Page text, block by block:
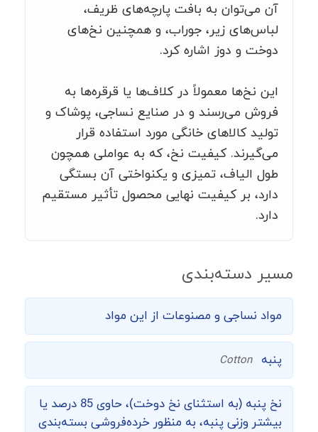
آن می‌توان به بافت پارچه‌های ظریف،
لباس‌های زیر، جوراب، و همچنین نخ‌های
دوخت و دوز اشاره کرد.
این نخ‌ها معمولاً در کلاف‌ها یا قرقره‌ها به
فروش می‌رسند و در صنایع نساجی، پوشاک و
تولید کالاهای خانگی مورد استفاده قرار
می‌گیرند. کیفیت نخ، که به عواملی همچون
طول الیاف، تمیزی و یکنواختی آن بستگی
دارد، بر کیفیت نهایی محصول تأثیر مستقیم
دارد.
مسیر دسته‌بندی
مواد نساجی و مصنوعات از این مواد
پنبه Cotton
نخ پنبه (به استثنای نخ دوخت)، حاوی 85 درصد یا
بیشتر وزنی پنبه، به منظور خرده‌فروشی بسته‌بندی